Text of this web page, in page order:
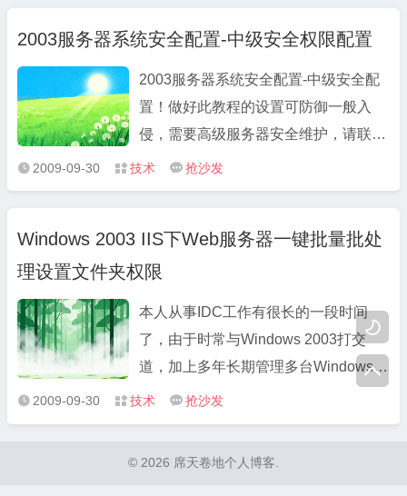


户安全的功能，希望大家能从下面的文
章中能知道什么样的方法才是一 ...
2003服务器系统安全配置-中级安全权限配置
2003服务器系统安全配置-中级安全配
置！做好此教程的设置可防御一般入
侵，需要高级服务器安全维护，请联系
我。我们一起交流一下！做为一个网
管，应该在处理WEB服务器或者其他
身去防止其他入侵，例如跨站等等！前
提，系统包括软件服务等的密码一定要
 2009-09-30  技术  抢沙发
Windows 2003 IIS下Web服务器一键批量批处
理设置文件夹权限
本人从事IDC工作有很长的一段时间
了，由于时常与Windows 2003打交
道，加上多年长期管理多台Windows
2003虚拟主机，所以对windows 2003
的系统安全与IIS设置方面有着自己的独
 2009-09-30  技术  抢沙发
© 2026 席天卷地个人博客.